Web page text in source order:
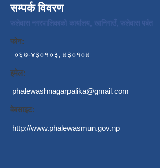
सम्पर्क विवरण
फलेवास नगरपालिकाको कार्यालय, खानिगाउँ, फलेवास पर्बत
फोन:
०६७-४३०१०३, ४३०१०४
इमेल:
phalewashnagarpalika@gmail.com
वेबसाइट:
http://www.phalewasmun.gov.np